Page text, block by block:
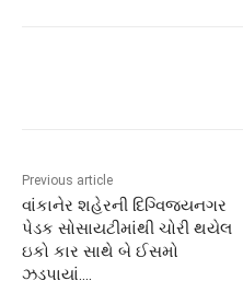
Previous article
વાંકાનેર શહેરની દિગ્વિજયનગર
પેડક સોસાયટીમાંથી ચોરી થયેલ
ઇકો કાર સાથે બે ઈસમો
ઝડપાયાં….